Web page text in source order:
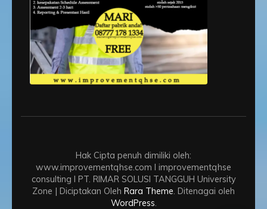
Hak Cipta penuh dimiliki oleh:
www.improvementqhse.com I improvementqhse
consulting I PT. RIMAR SOLUSI TANGGUH University
Zone | Diciptakan Oleh Rara Theme. Ditenagai oleh
WordPress.